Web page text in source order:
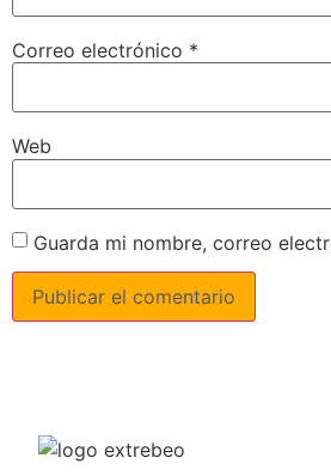
Correo electrónico *
Web
Guarda mi nombre, correo